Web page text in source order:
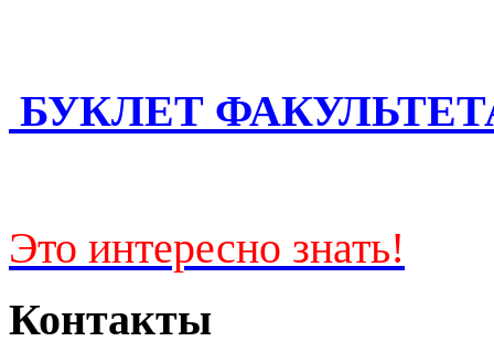
БУКЛЕТ
Это интересно знать!
Контакты